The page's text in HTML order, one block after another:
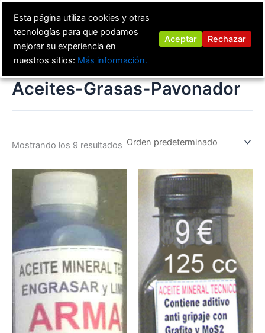
contenido
Aceites-Grasas-Pavonador
Mostrando los 9 resultados
Esta página utiliza cookies y otras
tecnologías para que podamos
mejorar su experiencia en
nuestros sitios: Más información.
Aceptar Rechazar